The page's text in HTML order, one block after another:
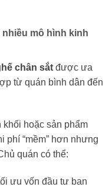
mô hình kinh
chân sắt được ưa
từ quán bình dân đến
hoặc sản phẩm
phí “mềm” hơn nhưng
quán có thể:
ưu vốn đầu tư ban